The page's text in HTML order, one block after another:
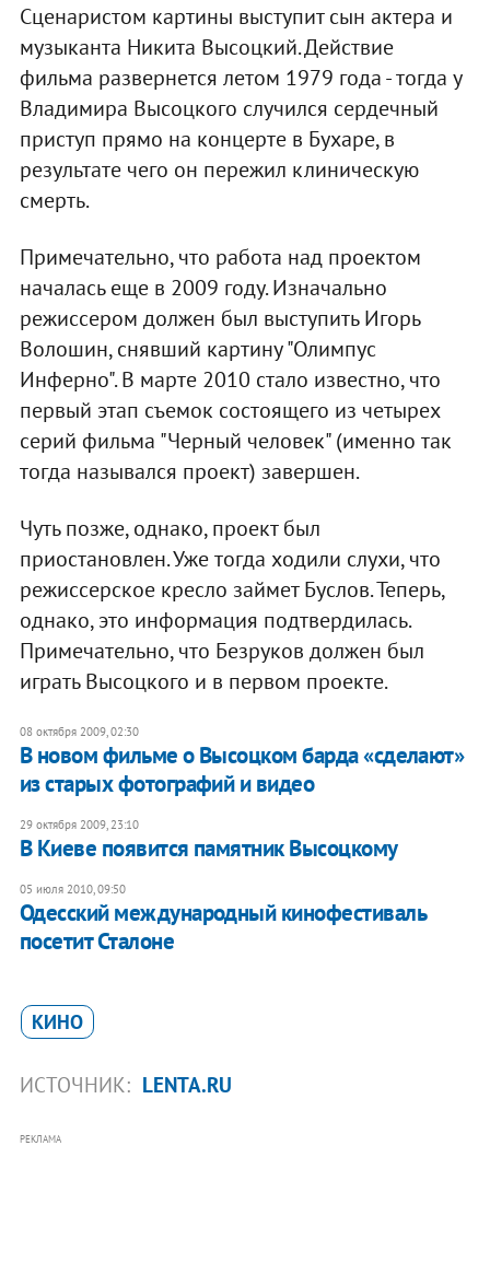
Сценаристом картины выступит сын актера и
музыканта Никита Высоцкий. Действие
фильма развернется летом 1979 года - тогда у
Владимира Высоцкого случился сердечный
приступ прямо на концерте в Бухаре, в
результате чего он пережил клиническую
смерть.
Примечательно, что работа над проектом
началась еще в 2009 году. Изначально
режиссером должен был выступить Игорь
Волошин, снявший картину "Олимпус
Инферно". В марте 2010 стало известно, что
первый этап съемок состоящего из четырех
серий фильма "Черный человек" (именно так
тогда назывался проект) завершен.
Чуть позже, однако, проект был
приостановлен. Уже тогда ходили слухи, что
режиссерское кресло займет Буслов. Теперь,
однако, это информация подтвердилась.
Примечательно, что Безруков должен был
играть Высоцкого и в первом проекте.
08 октября 2009, 02:30
В новом фильме о Высоцком барда «сделают»
из старых фотографий и видео
29 октября 2009, 23:10
В Киеве появится памятник Высоцкому
05 июля 2010, 09:50
Одесский международный кинофестиваль
посетит Сталоне
КИНО
ИСТОЧНИК: LENTA.RU
РЕКЛАМА